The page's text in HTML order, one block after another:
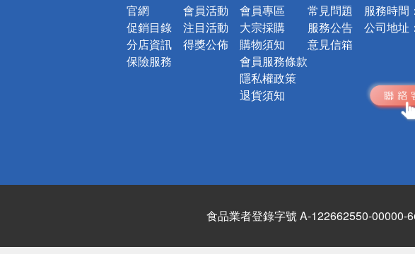
官網
促銷目錄
分店資訊
保險服務
會員活動
注目活動
得獎公佈
會員專區
大宗採購
購物須知
會員服務條款
隱私權政策
退貨須知
常見問題
服務公告
意見信箱
服務時間：
公司地址：
食品業者登錄字號 A-122662550-00000-6